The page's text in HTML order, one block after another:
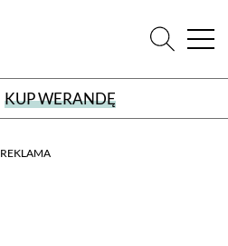
KUP WERANDĘ
REKLAMA